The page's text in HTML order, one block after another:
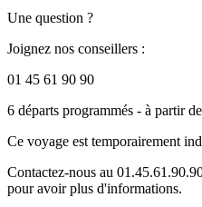
Une question ?
Joignez nos conseillers :
01 45 61 90 90
6 départs programmés - à partir
Ce voyage est temporairement
Contactez-nous au
pour avoir plus d'informations.